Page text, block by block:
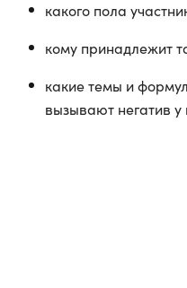
какого пола
кому принадлежит
какие темы и
вызывают негатив у